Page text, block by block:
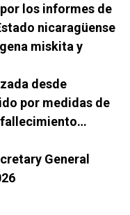
los informes de
nicaragüense
miskita y
desde
por medidas de
fallecimiento…
General